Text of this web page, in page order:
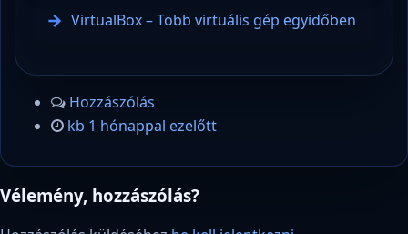
VirtualBox – Több virtuális gép egyidőben
Hozzászólás
kb 1 hónappal ezelőtt
Vélemény, hozzászólás?